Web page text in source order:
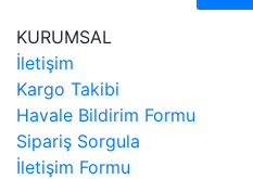
KURUMSAL
İletişim
Kargo Takibi
Havale Bildirim Formu
Sipariş Sorgula
İletişim Formu